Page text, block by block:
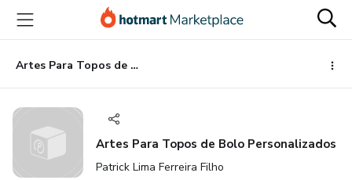
para
conteúdo
principal
para
pagamento
para
rodapé
Artes Para Topos de Bolo Personalizados
Artes Para Topos de Bolo Personalizados
Patrick Lima Ferreira Filho